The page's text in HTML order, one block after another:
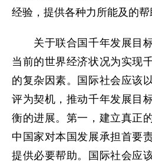
经验，提供各种力所能及的帮
关于联合国千年发展目标
当前的世界经济状况为实现
的复杂因素。国际社会应该
评为契机，推动千年发展目
衡的进展。第一，建立真正
中国家对本国发展承担首要
提供必要帮助。国际社会应